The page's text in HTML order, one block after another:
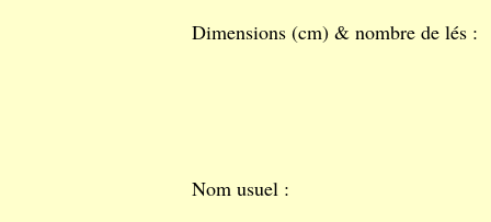
Dimensions (cm) & nombre de lés :
Nom usuel :